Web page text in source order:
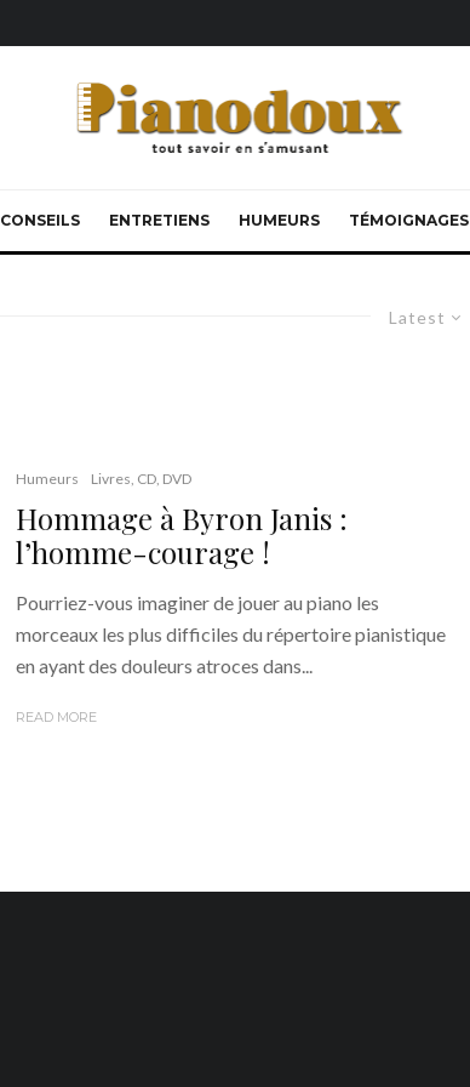
CONSEILS ENTRETIENS HUMEURS TÉMOIGNAGES
Latest
Humeurs Livres, CD, DVD
Hommage à Byron Janis :
l’homme-courage !
Pourriez-vous imaginer de jouer au piano les
morceaux les plus difficiles du répertoire pianistique
en ayant des douleurs atroces dans...
READ MORE